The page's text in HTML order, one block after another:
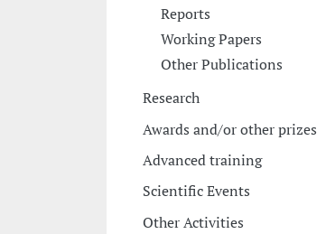
Reports
Working Papers
Other Publications
Research
Awards and/or other prizes
Advanced training
Scientific Events
Other Activities